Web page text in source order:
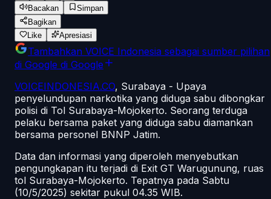
Bacakan
Simpan
Bagikan
Like
Apresiasi
Tambahkan VOICE Indonesia sebagai sumber pilihan
di Google di Google
VOICEINDONESIA.CO, Surabaya - Upaya
penyelundupan narkotika yang diduga sabu dibongkar
polisi di Tol Surabaya-Mojokerto. Seorang terduga
pelaku bersama paket yang diduga sabu diamankan
bersama personel BNNP Jatim.
Data dan informasi yang diperoleh menyebutkan
pengungkapan itu terjadi di Exit GT Warugunung, ruas
tol Surabaya-Mojokerto. Tepatnya pada Sabtu
(10/5/2025) sekitar pukul 04.35 WIB.